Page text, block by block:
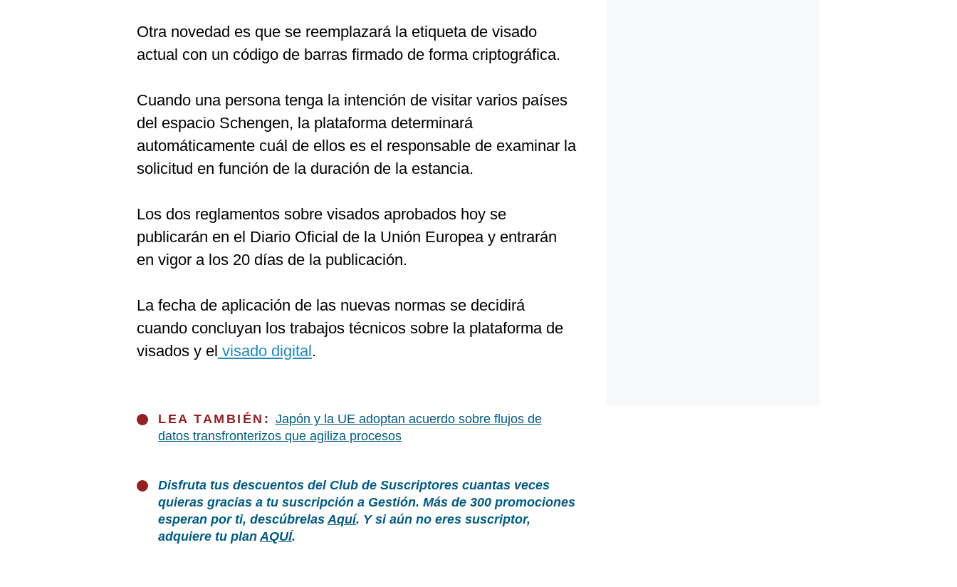
Otra novedad es que se reemplazará la etiqueta de visado
actual con un código de barras firmado de forma criptográfica.
Cuando una persona tenga la intención de visitar varios países
del espacio Schengen, la plataforma determinará
automáticamente cuál de ellos es el responsable de examinar la
solicitud en función de la duración de la estancia.
Los dos reglamentos sobre visados aprobados hoy se
publicarán en el Diario Oficial de la Unión Europea y entrarán
en vigor a los 20 días de la publicación.
La fecha de aplicación de las nuevas normas se decidirá
cuando concluyan los trabajos técnicos sobre la plataforma de
visados y el visado digital.
LEA TAMBIÉN: Japón y la UE adoptan acuerdo sobre flujos de
datos transfronterizos que agiliza procesos
Disfruta tus descuentos del Club de Suscriptores cuantas veces
quieras gracias a tu suscripción a Gestión. Más de 300 promociones
esperan por ti, descúbrelasAquí. Y si aún no eres suscriptor,
adquiere tu planAQUÍ.